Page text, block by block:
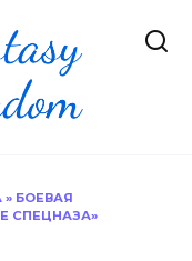
» БОЕВАЯ
СПЕЦНАЗА»